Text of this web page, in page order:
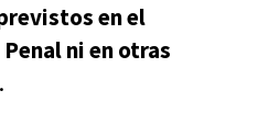
en el
ni en otras
.